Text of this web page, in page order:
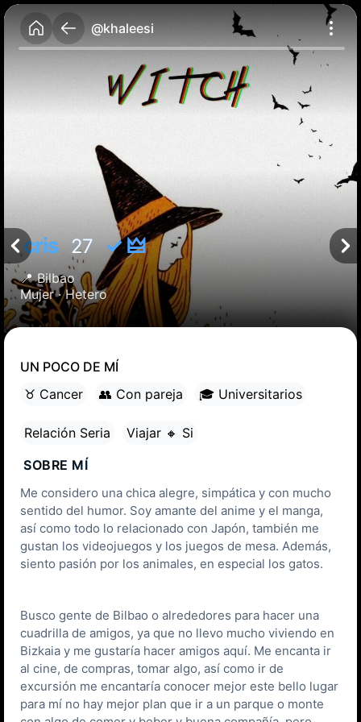
@khaleesi
cris 27 ✓ 🜲
📍Bilbao
Mujer ·Hetero
UN POCO DE MÍ
♉ Cancer
👥 Con pareja 🎓 Universitarios
Relación Seria
Viajar 🔸 Si
SOBRE MÍ
Me considero una chica alegre, simpática y con mucho
sentido del humor. Soy amante del anime y el manga,
así como todo lo relacionado con Japón, también me
gustan los videojuegos y los juegos de mesa. Además,
siento pasión por los animales, en especial los gatos.
Busco gente de Bilbao o alrededores para hacer una
cuadrilla de amigos, ya que no llevo mucho viviendo en
Bizkaia y me gustaría hacer amigos aquí. Me encanta ir
al cine, de compras, tomar algo, así como ir de
excursión me encantaría conocer mejor este bello lugar
para mí no hay mejor plan que ir a un parque o monte